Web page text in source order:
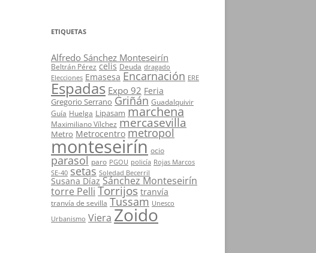
ETIQUETAS
Alfredo Sánchez Monteseirín
Beltrán Pérez celis Deuda dragado
Elecciones Emasesa Encarnación ERE
Espadas Expo 92 Feria
Gregorio Serrano Griñán Guadalquivir
Guía Huelga Lipasam marchena
Maximiliano Vílchez mercasevilla
Metro Metrocentro metropol
monteseirín ocio
parasol paro PGOU policía Rojas Marcos
SE-40 setas Soledad Becerril
Susana Díaz Sánchez Monteseirín
torre Pelli Torrijos tranvía
tranvía de sevilla Tussam Unesco
Urbanismo Viera Zoido